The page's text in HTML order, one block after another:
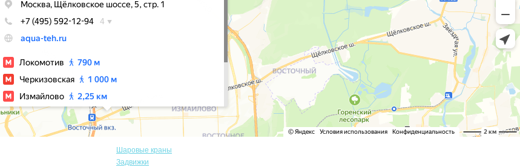
Шаровые краны
Задвижки